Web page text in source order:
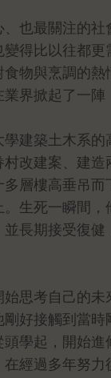
也最關注的
得比以往都
物與烹調的
界掀起了一陣
建築土木系
改建案、建
層樓高垂吊
生死一瞬間
長期接受復
思考自己的
好接觸到當
學起，開始
經過多年努